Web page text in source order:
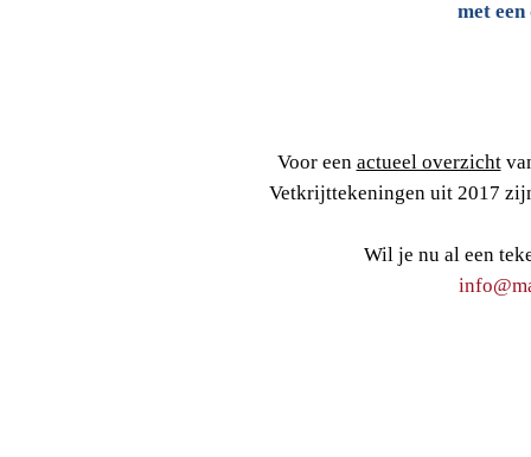
met
Voor een actueel overzicht
Vetkrijttekeningen uit 2017
Wil je nu al een